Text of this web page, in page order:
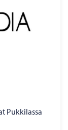
Pukkilassa